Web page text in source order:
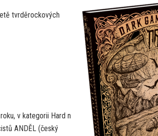
tvrděrockových
v kategorii Hard n
ANDĚL (český